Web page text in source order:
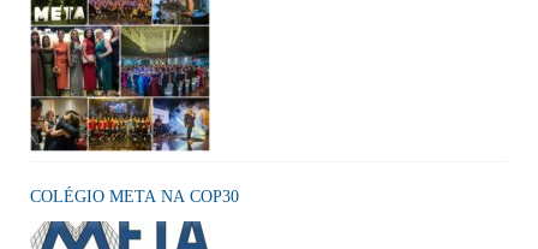
COLÉGIO META NA COP30